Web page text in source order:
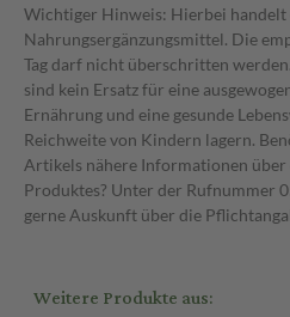
Wichtiger Hinweis: Hierbei handelt
Nahrungsergänzungsmittel. Die
Tag darf nicht überschritten
sind kein Ersatz für eine
Ernährung und eine gesunde
Reichweite von Kindern lagern.
Artikels nähere Informationen über
Produktes? Unter der Rufnummer
gerne Auskunft über die
Weitere Produkte aus: